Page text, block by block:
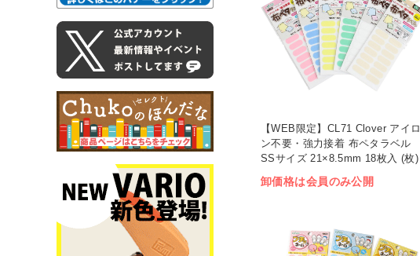
【WEB限定】CL71 Clover アイロ
ン不要・強力接着 布ペタラベル
SSサイズ 21×8.5mm 18枚入 (枚)
卸価格は会員のみ公開